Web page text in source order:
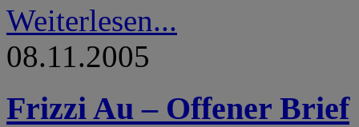
Weiterlesen...
08.11.2005
Frizzi Au – Offener Brief